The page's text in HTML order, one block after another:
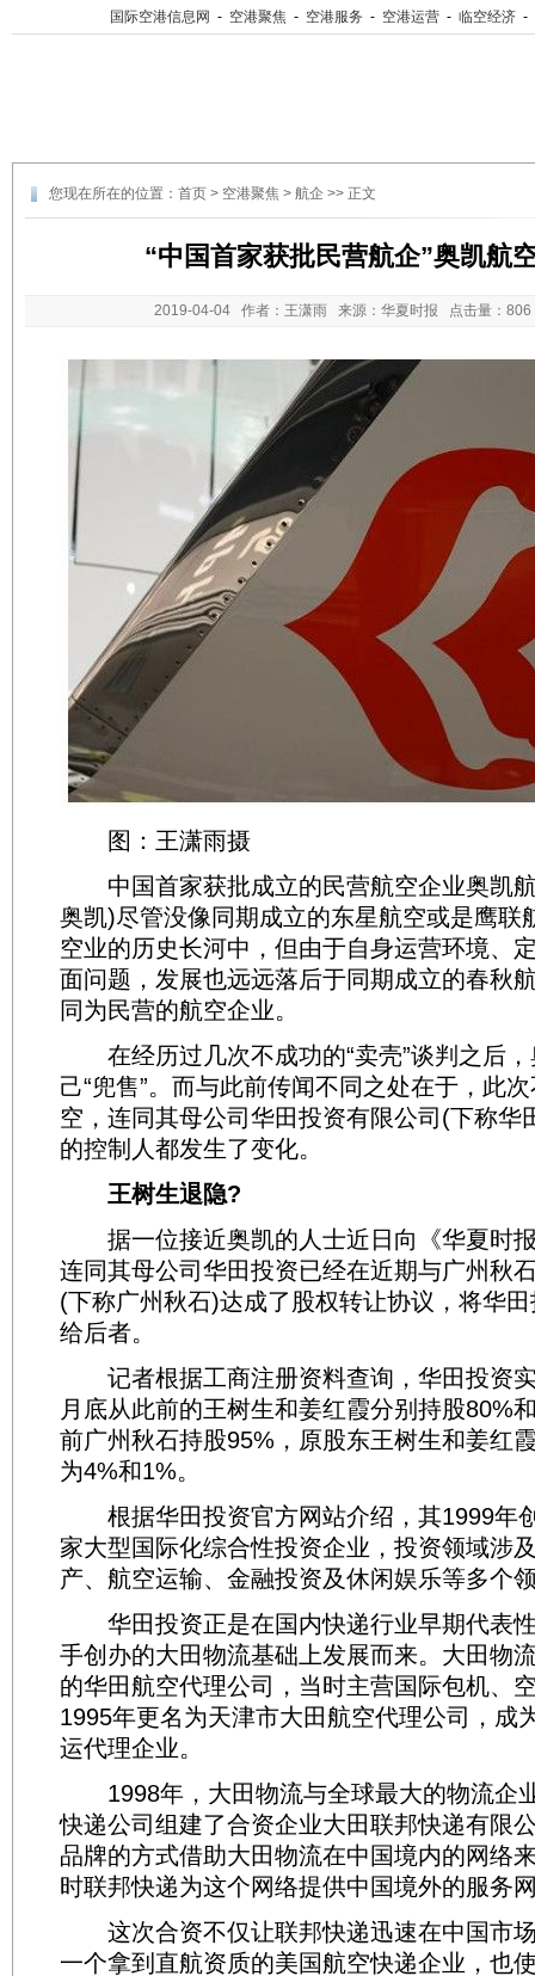
国际空港信息网 - 空港聚焦 - 空港服务 - 空港运营 - 临空经济 -
您现在所在的位置： 首页 > 空港聚焦 > 航企 >> 正文
“中国首家获批民营航企”奥凯航
2019-04-04 作者：王潇雨 来源：华夏时报 点击量：
图：王潇雨摄
中国首家获批成立的民营航空企业奥凯
奥凯)尽管没像同期成立的东星航空或是鹰联
空业的历史长河中，但由于自身运营环境、
面问题，发展也远远落后于同期成立的春秋
同为民营的航空企业。
在经历过几次不成功的“卖壳”谈判之后，
己“兜售”。而与此前传闻不同之处在于，此
空，连同其母公司华田投资有限公司(下称华
的控制人都发生了变化。
王树生退隐?
据一位接近奥凯的人士近日向《华夏时
连同其母公司华田投资已经在近期与广州秋
(下称广州秋石)达成了股权转让协议，将华
给后者。
记者根据工商注册资料查询，华田投资
月底从此前的王树生和姜红霞分别持股80%
前广州秋石持股95%，原股东王树生和姜红
为4%和1%。
根据华田投资官方网站介绍，其1999年
家大型国际化综合性投资企业，投资领域涉
产、航空运输、金融投资及休闲娱乐等多个
华田投资正是在国内快递行业早期代表
手创办的大田物流基础上发展而来。大田物
的华田航空代理公司，当时主营国际包机、
1995年更名为天津市大田航空代理公司，成
运代理企业。
1998年，大田物流与全球最大的物流企
快递公司组建了合资企业大田联邦快递有限
品牌的方式借助大田物流在中国境内的网络
时联邦快递为这个网络提供中国境外的服务
这次合资不仅让联邦快递迅速在中国市
一个拿到直航资质的美国航空快递企业，也